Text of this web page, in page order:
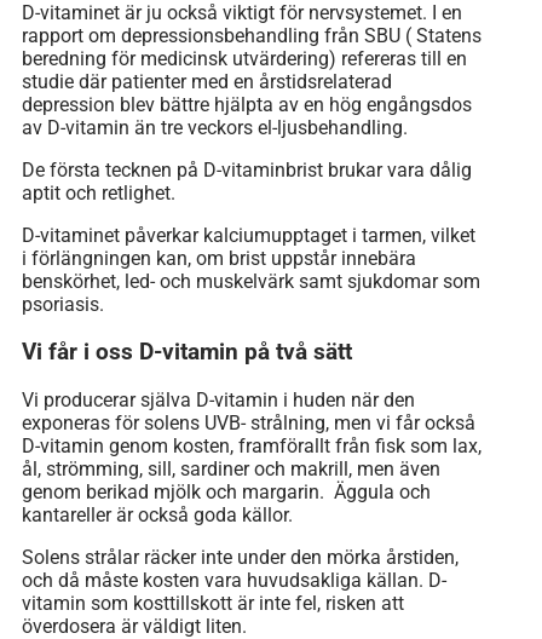
D-vitaminet är ju också viktigt för nervsystemet. I en
rapport om depressionsbehandling från SBU ( Statens
beredning för medicinsk utvärdering) refereras till en
studie där patienter med en årstidsrelaterad
depression blev bättre hjälpta av en hög engångsdos
av D-vitamin än tre veckors el-ljusbehandling.
De första tecknen på D-vitaminbrist brukar vara dålig
aptit och retlighet.
D-vitaminet påverkar kalciumupptaget i tarmen, vilket
i förlängningen kan, om brist uppstår innebära
benskörhet, led- och muskelvärk samt sjukdomar som
psoriasis.
Vi får i oss D-vitamin på två sätt
Vi producerar själva D-vitamin i huden när den
exponeras för solens UVB- strålning, men vi får också
D-vitamin genom kosten, framförallt från fisk som lax,
ål, strömming, sill, sardiner och makrill, men även
genom berikad mjölk och margarin. Äggula och
kantareller är också goda källor.
Solens strålar räcker inte under den mörka årstiden,
och då måste kosten vara huvudsakliga källan. D-
vitamin som kosttillskott är inte fel, risken att
överdosera är väldigt liten.